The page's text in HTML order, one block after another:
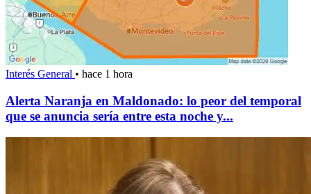
Interés General • hace 1 hora
Alerta Naranja en Maldonado: lo peor del temporal
que se anuncia sería entre esta noche y...